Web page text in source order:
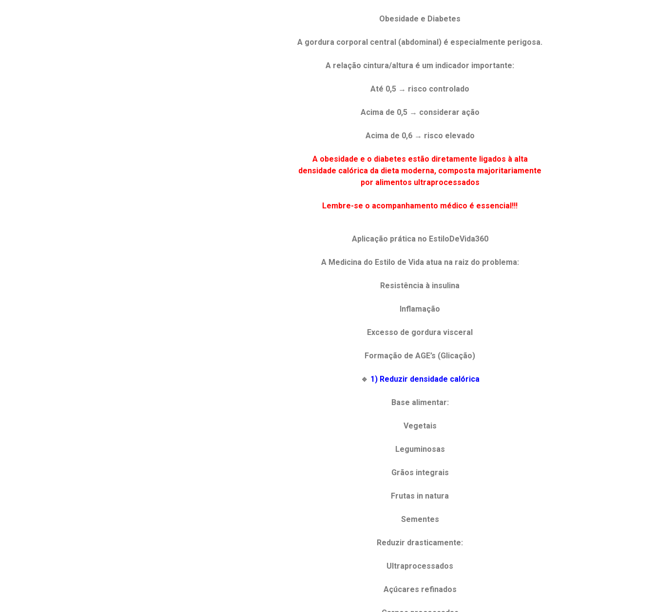
Obesidade e Diabetes
A gordura corporal central (abdominal) é especialmente perigosa.
A relação cintura/altura é um indicador importante:
Até 0,5 → risco controlado
Acima de 0,5 → considerar ação
Acima de 0,6 → risco elevado
A obesidade e o diabetes estão diretamente ligados à alta
densidade calórica da dieta moderna, composta majoritariamente
por alimentos ultraprocessados
Lembre-se o acompanhamento médico é essencial!!!
Aplicação prática no EstiloDeVida360
A Medicina do Estilo de Vida atua na raiz do problema:
Resistência à insulina
Inflamação
Excesso de gordura visceral
Formação de AGE’s (Glicação)
🔹 1) Reduzir densidade calórica
Base alimentar:
Vegetais
Leguminosas
Grãos integrais
Frutas in natura
Sementes
Reduzir drasticamente:
Ultraprocessados
Açúcares refinados